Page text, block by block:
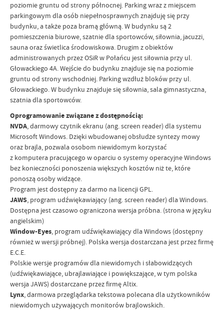
poziomie gruntu od strony północnej. Parking wraz z miejscem
parkingowym dla osób niepełnosprawnych znajduję się przy
budynku, a także poza bramą główną. W budynku są 2
pomieszczenia biurowe, szatnie dla sportowców, siłownia, jacuzzi,
sauna oraz świetlica środowiskowa. Drugim z obiektów
administrowanych przez OSiR w Połańcu jest siłownia przy ul.
Głowackiego 4A. Wejście do budynku znajduje się na poziomie
gruntu od strony wschodniej. Parking wzdłuż bloków przy ul.
Głowackiego. W budynku znajduje się siłownia, sala gimnastyczna,
szatnia dla sportowców.
Oprogramowanie związane z dostępnością:
NVDA, darmowy czytnik ekranu (ang. screen reader) dla systemu
Microsoft Windows. Dzięki wbudowanej obsłudze syntezy mowy
oraz brajla, pozwala osobom niewidomym korzystać
z komputera pracującego w oparciu o systemy operacyjne Windows
bez konieczności ponoszenia większych kosztów niż te, które
ponoszą osoby widzące.
Program jest dostępny za darmo na licencji GPL.
JAWS, program udźwiękawiający (ang. screen reader) dla Windows.
Dostępna jest czasowo ograniczona wersja próbna. (strona w języku
angielskim)
Window-Eyes, program udźwiękawiający dla Windows (dostępny
również w wersji próbnej). Polska wersja dostarczana jest przez firmę
E.C.E.
Polskie wersje programów dla niewidomych i słabowidzących
(udźwiękawiające, ubrajlawiające i powiększające, w tym polska
wersja JAWS) dostarczane przez firmę Altix.
Lynx, darmowa przeglądarka tekstowa polecana dla użytkowników
niewidomych używających monitorów brajlowskich.